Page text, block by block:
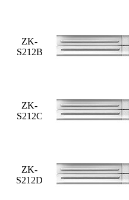
ZK-
S212B
ZK-
S212C
ZK-
S212D